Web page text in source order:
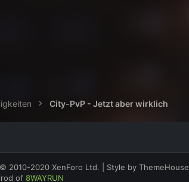
City-PvP - Jetzt aber wirklich
© 2010-2020 XenForo Ltd.
Style by ThemeHouse
of 8WAYRUN